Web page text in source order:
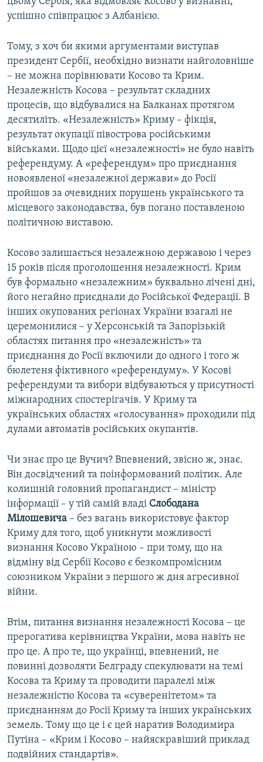
успішно співпрацює з Албанією.
Тому, з хоч би якими аргументами виступав
президент Сербії, необхідно визнати найголовніше
– не можна порівнювати Косово та Крим.
Незалежність Косова – результат складних
процесів, що відбувалися на Балканах протягом
десятиліть. «Незалежність» Криму – фікція,
результат окупації півострова російськими
військами. Щодо цієї «незалежності» не було навіть
референдуму. А «референдум» про приєднання
новоявленої «незалежної держави» до Росії
пройшов за очевидних порушень українського та
місцевого законодавства, був погано поставленою
політичною виставою.
Косово залишається незалежною державою і через
15 років після проголошення незалежності. Крим
був формально «незалежним» буквально лічені дні,
його негайно приєднали до Російської Федерації. В
інших окупованих регіонах України взагалі не
церемонилися – у Херсонській та Запорізькій
областях питання про «незалежність» та
приєднання до Росії включили до одного і того ж
бюлетеня фіктивного «референдуму». У Косові
референдуми та вибори відбуваються у присутності
міжнародних спостерігачів. У Криму та
українських областях «голосування» проходили під
дулами автоматів російських окупантів.
Чи знає про це Вучич? Впевнений, звісно ж, знає.
Він досвідчений та поінформований політик. Але
колишній головний пропагандист – міністр
інформації – у тій самій владі Слободана
Мілошевича – без вагань використовує фактор
Криму для того, щоб уникнути можливості
визнання Косово Україною – при тому, що на
відміну від Сербії Косово є безкомпромісним
союзником України з першого ж дня агресивної
війни.
Втім, питання визнання незалежності Косова – це
прерогатива керівництва України, мова навіть не
про це. А про те, що українці, впевнений, не
повинні дозволяти Белграду спекулювати на темі
Косова та Криму та проводити паралелі між
незалежністю Косова та «суверенітетом» та
приєднанням до Росії Криму та інших українських
земель. Тому що це і є цей наратив Володимира
Путіна – «Крим і Косово – найяскравіший приклад
подвійних стандартів».